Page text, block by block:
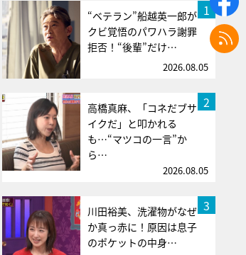
1
“ベテラン”船越英一郎が
クビ覚悟のパワハラ謝罪
拒否！“後輩”だけ…
2026.08.05
2
高橋真麻、「コネだブサ
イクだ」と叩かれる
も…“マツコの一言”か
ら…
2026.08.05
3
川田裕美、洗濯物がなぜ
か真っ赤に！原因は息子
のポケットの中身…